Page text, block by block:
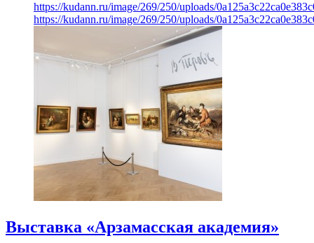
https://kudann.ru/image/269/250/uploads/
https://kudann.ru/image/269/250/uploads/
Выставка «Арзамасская академия»